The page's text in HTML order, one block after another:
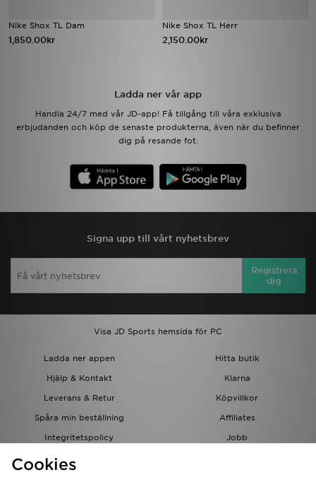
Nike Shox TL Dam
1,850.00kr
Nike Shox TL Herr
2,150.00kr
Ladda ner vår app
Handla 24/7 med vår JD-app! Få tillgång till våra exklusiva
erbjudanden och köp de senaste produkterna, även när du befinner
dig på resande fot.
Signa upp till vårt nyhetsbrev
Registrera
dig
Visa JD Sports hemsida för PC
Ladda ner appen
Hitta butik
Hjälp & Kontakt
Klarna
Leverans & Retur
Köpvillkor
Spåra min beställning
Affiliates
Integritetspolicy
Jobb
JD-bloggen
Cookies